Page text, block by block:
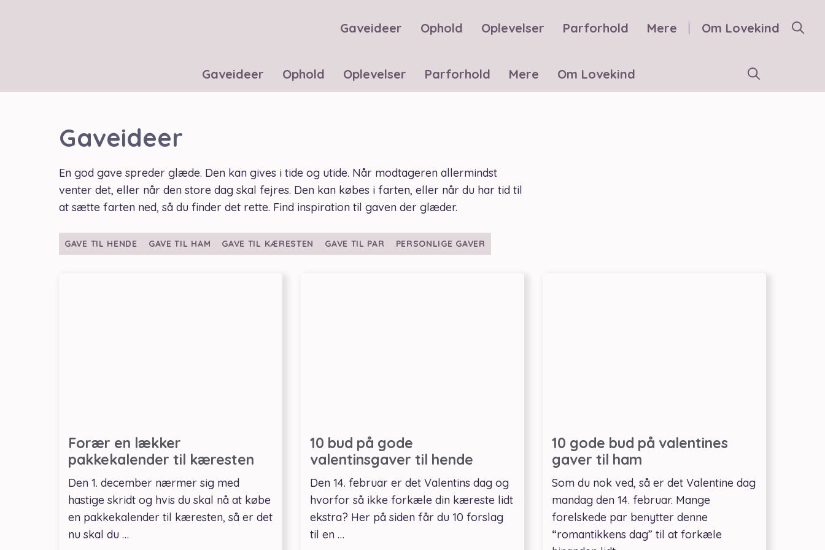
Gaveideer Ophold Oplevelser Parforhold Mere Om Lovekind
Gaveideer Ophold Oplevelser Parforhold Mere Om Lovekind
Gaveideer
En god gave spreder glæde. Den kan gives i tide og utide. Når modtageren allermindst
venter det, eller når den store dag skal fejres. Den kan købes i farten, eller når du har tid til
at sætte farten ned, så du finder det rette. Find inspiration til gaven der glæder.
GAVE TIL HENDE GAVE TIL HAM GAVE TIL KÆRESTEN GAVE TIL PAR PERSONLIGE GAVER
Forær en lækker
pakkekalender til kæresten
Den 1. december nærmer sig med
hastige skridt og hvis du skal nå at købe
en pakkekalender til kæresten, så er det
nu skal du …
10 bud på gode
valentinsgaver til hende
Den 14. februar er det Valentins dag og
hvorfor så ikke forkæle din kæreste lidt
ekstra? Her på siden får du 10 forslag
til en …
10 gode bud på valentines
gaver til ham
Som du nok ved, så er det Valentine dag
mandag den 14. februar. Mange
forelskede par benytter denne
“romantikkens dag” til at forkæle